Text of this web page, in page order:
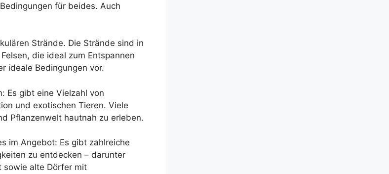
für beides. Auch
Strände. Die Strände sind in
die ideal zum Entspannen
ideale Bedingungen vor.
Es gibt eine Vielzahl von
und exotischen Tieren. Viele
Pflanzenwelt hautnah zu erleben.
im Angebot: Es gibt zahlreiche
zu entdecken – darunter
sowie alte Dörfer mit